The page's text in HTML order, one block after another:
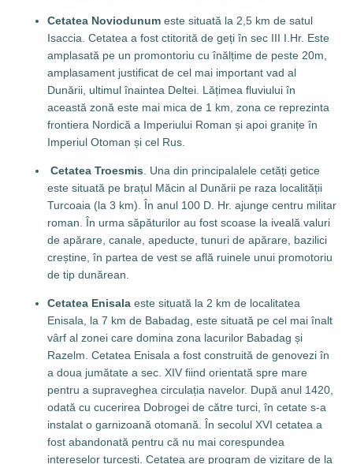
Cetatea Noviodunum este situată la 2,5 km de satul
Isaccia. Cetatea a fost ctitorită de geți în sec III I.Hr. Este
amplasată pe un promontoriu cu înălțime de peste 20m,
amplasament justificat de cel mai important vad al
Dunării, ultimul înaintea Deltei. Lățimea fluviului în
această zonă este mai mica de 1 km, zona ce reprezinta
frontiera Nordică a Imperiului Roman și apoi granițe în
Imperiul Otoman și cel Rus.
Cetatea Troesmis. Una din principalalele cetăți getice
este situată pe brațul Măcin al Dunării pe raza localității
Turcoaia (la 3 km). În anul 100 D. Hr. ajunge centru militar
roman. În urma săpăturilor au fost scoase la iveală valuri
de apărare, canale, apeducte, tunuri de apărare, bazilici
creștine, în partea de vest se află ruinele unui promotoriu
de tip dunărean.
Cetatea Enisala este situată la 2 km de localitatea
Enisala, la 7 km de Babadag, este situată pe cel mai înalt
vârf al zonei care domina zona lacurilor Babadag și
Razelm. Cetatea Enisala a fost construită de genovezi în
a doua jumătate a sec. XIV fiind orientată spre mare
pentru a supraveghea circulația navelor. După anul 1420,
odată cu cucerirea Dobrogei de către turci, în cetate s-a
instalat o garnizoană otomană. În secolul XVI cetatea a
fost abandonată pentru că nu mai corespundea
intereselor turcești. Cetatea are program de vizitare de la